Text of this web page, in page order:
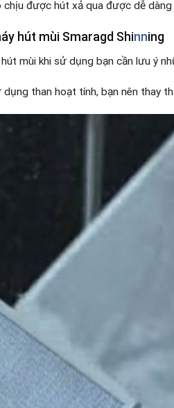
được hút xả qua được dễ dàng
hút mùi Smaragd Shinning
mùi khi sử dụng bạn cần lưu ý
than hoạt tính, bạn nên thay